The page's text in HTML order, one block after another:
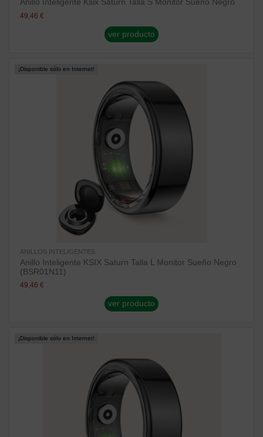
Anillo Inteligente Ksix Saturn Talla S Monitor Sueño Negro
49,46 €
ver producto
¡Disponible sólo en Internet!
ANILLOS INTELIGENTES
Anillo Inteligente KSIX Saturn Talla L Monitor Sueño Negro
(BSR01N11)
49,46 €
ver producto
¡Disponible sólo en Internet!